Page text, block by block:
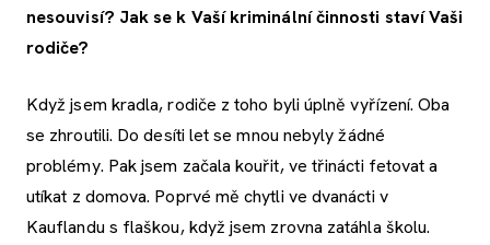
nesouvisí? Jak se k Vaší kriminální činnosti staví Vaši
rodiče?
Když jsem kradla, rodiče z toho byli úplně vyřízení. Oba
se zhroutili. Do desíti let se mnou nebyly žádné
problémy. Pak jsem začala kouřit, ve třinácti fetovat a
utíkat z domova. Poprvé mě chytli ve dvanácti v
Kauflandu s flaškou, když jsem zrovna zatáhla školu.